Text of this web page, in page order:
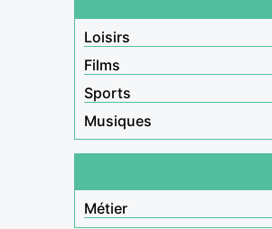
Loisirs
Films
Sports
Musiques
Métier